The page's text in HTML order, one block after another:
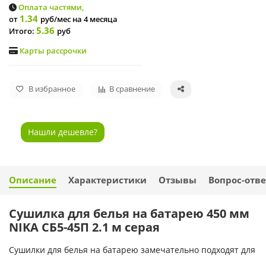
Оплата частями,
от 1.34 руб/мес на 4 месяца
Итого: 5.36 руб
Карты рассрочки
В избранное В сравнение
Нашли дешевле?
Описание Характеристики Отзывы Вопрос-
Сушилка для белья на батарею 450 мм
NIKA СБ5-45П 2.1 м серая
Сушилки для белья на батарею замечательно подходят для